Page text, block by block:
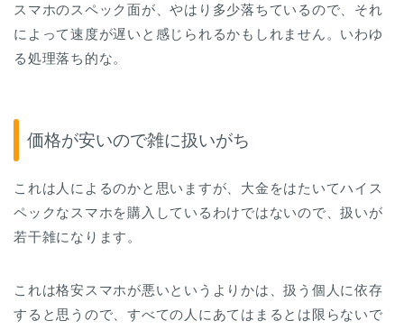
スマホのスペック面が、やはり多少落ちているので、それ
によって速度が遅いと感じられるかもしれません。いわゆ
る処理落ち的な。
価格が安いので雑に扱いがち
これは人によるのかと思いますが、大金をはたいてハイス
ペックなスマホを購入しているわけではないので、扱いが
若干雑になります。
これは格安スマホが悪いというよりかは、扱う個人に依存
すると思うので、すべての人にあてはまるとは限らないで